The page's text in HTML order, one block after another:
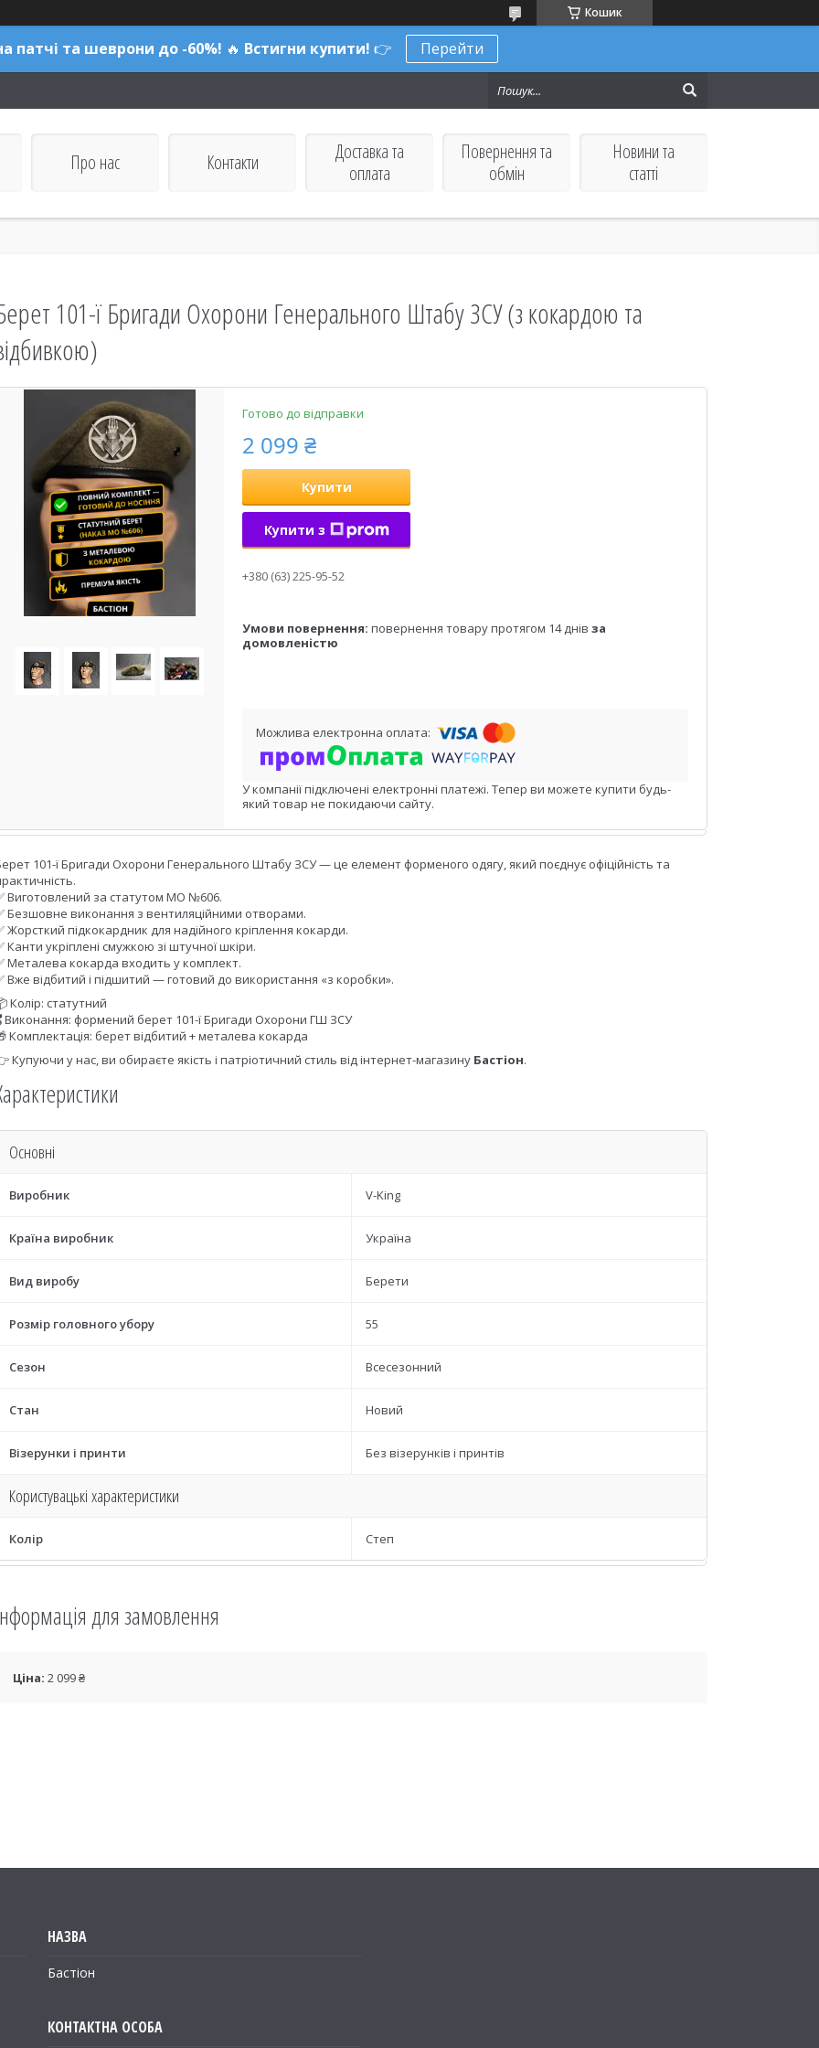
Кошик
патчі та шеврони до -60%! 🔥 Встигни купити! 👉 Перейти
Про нас Контакти
Доставка та
оплата
Повернення та
обмін
Новини та
статті
101-ї Бригади Охорони Генерального Штабу ЗСУ (з кокардою та
Готово до відправки
2 099 ₴
Купити
Купити з
+380 (63) 225-95-52
повернення товару протягом 14 днів за
домовленістю
У компанії підключені електронні платежі. Тепер ви можете купити будь-
який товар не покидаючи сайту.
101-ї Бригади Охорони Генерального Штабу ЗСУ — це елемент форменого одягу, який поєднує офіційність та
Виготовлений за статутом МО №606.
Безшовне виконання з вентиляційними отворами.
Жорсткий підкокардник для надійного кріплення кокарди.
Канти укріплені смужкою зі штучної шкіри.
Металева кокарда входить у комплект.
Вже відбитий і підшитий — готовий до використання «з коробки».
Колір: статутний
Виконання: формений берет 101-ї Бригади Охорони ГШ ЗСУ
Комплектація: берет відбитий + металева кокарда
Купуючи у нас, ви обираєте якість і патріотичний стиль від інтернет-магазину Бастіон.
Основні
Виробник V-King
Країна виробник Україна
Вид виробу Берети
Розмір головного убору 55
Сезон Всесезонний
Стан Новий
Візерунки і принти Без візерунків і принтів
Користувацькі характеристики
Колір Степ
для замовлення
Ціна: 2 099 ₴
Бастіон